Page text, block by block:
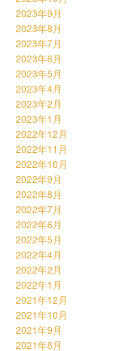
2023年9月
2023年8月
2023年7月
2023年6月
2023年5月
2023年4月
2023年2月
2023年1月
2022年12月
2022年11月
2022年10月
2022年9月
2022年8月
2022年7月
2022年6月
2022年5月
2022年4月
2022年2月
2022年1月
2021年12月
2021年10月
2021年9月
2021年8月